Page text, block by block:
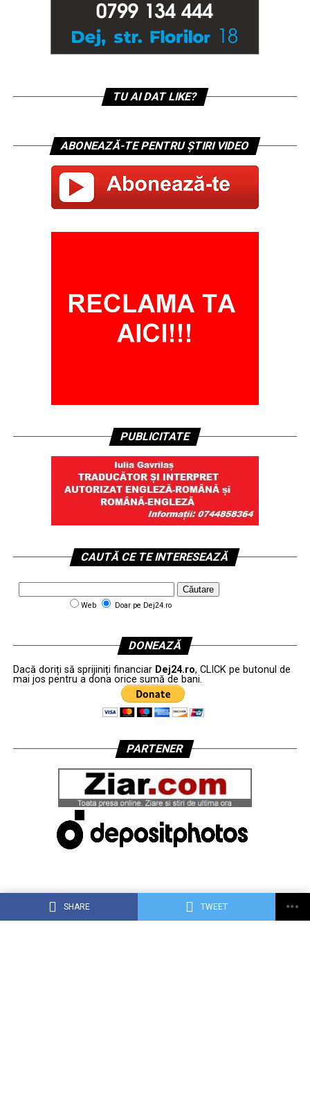
SHARE TWEET
TU AI DAT LIKE?
ABONEAZĂ-TE PENTRU ȘTIRI VIDEO
PUBLICITATE
CAUTĂ CE TE INTERESEAZĂ
Web Doar pe Dej24.ro
DONEAZĂ
Dacă doriți să sprijiniți financiar Dej24.ro, CLICK pe butonul de
mai jos pentru a dona orice sumă de bani.
PARTENER